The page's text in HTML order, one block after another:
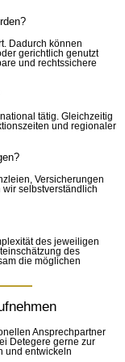
Dadurch können
gerichtlich genutzt
und rechtssichere
tätig. Gleichzeitig
und regionaler
Versicherungen
selbstverständlich
des jeweiligen
des
die möglichen
Ansprechpartner
Detegere gerne zur
und entwickeln